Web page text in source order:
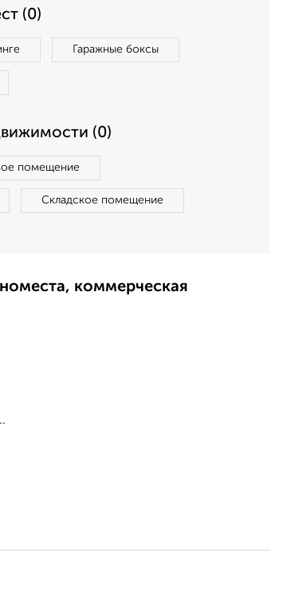
(0)
Гаражные боксы
(0)
помещение
Складское помещение
коммерческая